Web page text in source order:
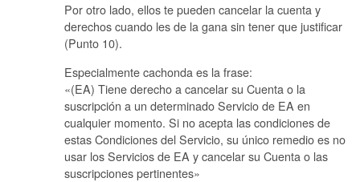
Por otro lado, ellos te pueden cancelar la cuenta y
derechos cuando les de la gana sin tener que justificar
(Punto 10).
Especialmente cachonda es la frase:
«(EA) Tiene derecho a cancelar su Cuenta o la
suscripción a un determinado Servicio de EA en
cualquier momento. Si no acepta las condiciones de
estas Condiciones del Servicio, su único remedio es no
usar los Servicios de EA y cancelar su Cuenta o las
suscripciones pertinentes»